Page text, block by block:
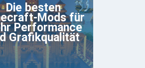
Die besten
Mods für
Performance
Grafikqualität